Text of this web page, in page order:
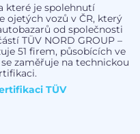
které je spolehnutí
ojetých vozů v ČR, který
od společnosti
TÜV NORD GROUP –
51 firem, působících ve
zaměřuje na technickou
TÜV